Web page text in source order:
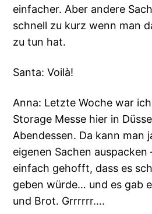
einfacher. Aber andere
schnell zu kurz wenn man
zu tun hat.
Santa: Voilà!
Anna: Letzte Woche war
Storage Messe hier in
Abendessen. Da kann man
eigenen Sachen auspacken
einfach gehofft, dass es
geben würde… und es gab
und Brot. Grrrrrr….